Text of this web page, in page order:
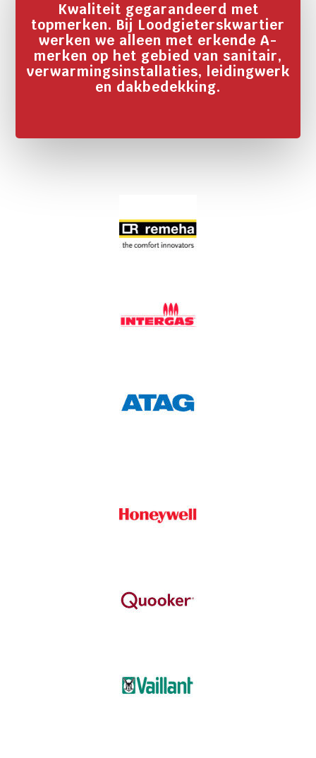
Kwaliteit gegarandeerd met
topmerken. Bij Loodgieterskwartier
werken we alleen met erkende A-
merken op het gebied van sanitair,
verwarmingsinstallaties, leidingwerk
en dakbedekking.